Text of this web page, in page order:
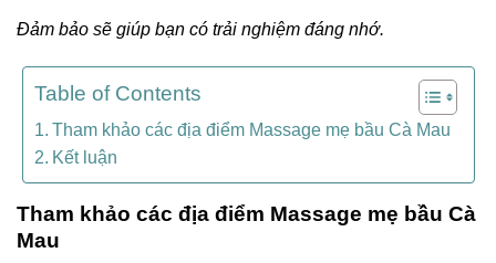
Đảm bảo sẽ giúp bạn có trải nghiệm đáng nhớ.
Table of Contents
Tham khảo các địa điểm Massage mẹ bầu Cà Mau
Kết luận
Tham khảo các địa điểm Massage mẹ bầu Cà
Mau